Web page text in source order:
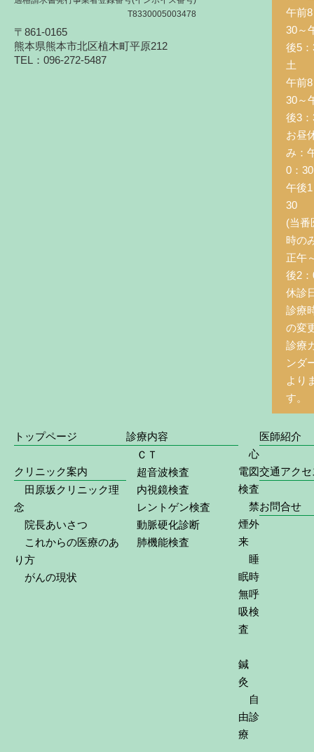
T8330005003478
〒861-0165
熊本県熊本市北区植木町平原212
TEL：096-272-5487
午前
30～
後5
土
午前
30～
後3
お昼
み：
0：
午後
30
(当番
時の
正午
後2
休診
診療
の変
診療
ンダ
より
す。
トップページ
クリニック案内
田原坂クリニック理
念
院長あいさつ
これからの医療のあ
り方
がんの現状
診療内容
ＣＴ
超音波検査
内視鏡検査
レントゲン検査
動脈硬化診断
肺機能検査
心
電図
検査
禁
煙外
来
睡
眠時
無呼
吸検
査
鍼
灸
自
由診
療
医師紹介
交通アクセ
お問合せ